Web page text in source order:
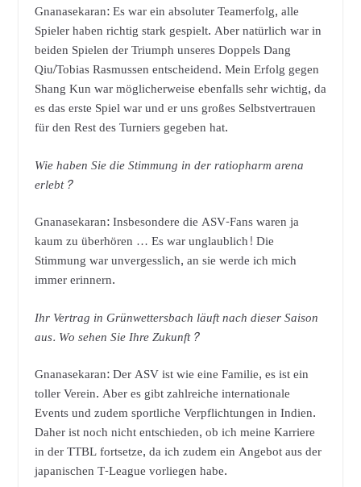
Gnanasekaran: Es war ein absoluter Teamerfolg, alle
Spieler haben richtig stark gespielt. Aber natürlich war in
beiden Spielen der Triumph unseres Doppels Dang
Qiu/Tobias Rasmussen entscheidend. Mein Erfolg gegen
Shang Kun war möglicherweise ebenfalls sehr wichtig, da
es das erste Spiel war und er uns großes Selbstvertrauen
für den Rest des Turniers gegeben hat.
Wie haben Sie die Stimmung in der ratiopharm arena
erlebt?
Gnanasekaran: Insbesondere die ASV-Fans waren ja
kaum zu überhören … Es war unglaublich! Die
Stimmung war unvergesslich, an sie werde ich mich
immer erinnern.
Ihr Vertrag in Grünwettersbach läuft nach dieser Saison
aus. Wo sehen Sie Ihre Zukunft?
Gnanasekaran: Der ASV ist wie eine Familie, es ist ein
toller Verein. Aber es gibt zahlreiche internationale
Events und zudem sportliche Verpflichtungen in Indien.
Daher ist noch nicht entschieden, ob ich meine Karriere
in der TTBL fortsetze, da ich zudem ein Angebot aus der
japanischen T-League vorliegen habe.